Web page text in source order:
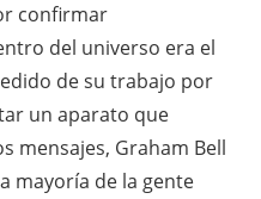
confirmar
del universo era el
de su trabajo por
un aparato que
mensajes, Graham Bell
mayoría de la gente